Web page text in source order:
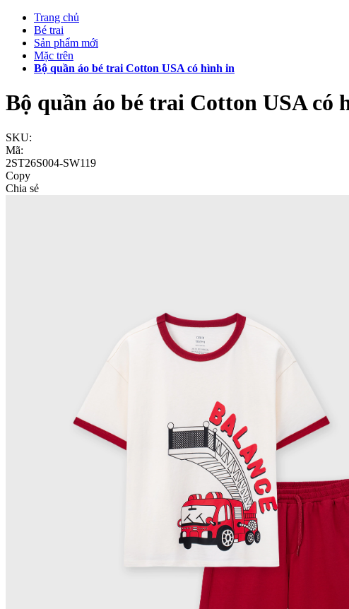
Trang chủ
Bé trai
Sản phẩm mới
Mặc trên
Bộ quần áo bé trai Cotton USA có hình in
Bộ quần áo bé trai Cotton USA có
SKU:
Mã:
2ST26S004-SW119
Copy
Chia sẻ